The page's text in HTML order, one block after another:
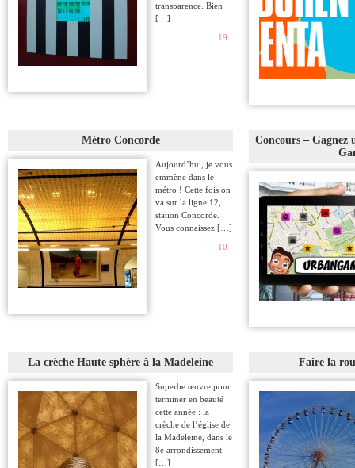
transparence. Bien
[…]
19
Métro Concorde
Aujourd’hui, je vous
emmène dans le
métro ! Cette fois on
va sur la ligne 12,
station Concorde.
Vous connaissez […]
10
Concours –
La crèche Haute sphère à la Madeleine
Superbe œuvre pour
terminer en beauté
cette année : la
crèche de l’église de
la Madeleine, dans le
8e arrondissement.
[…]
Faire la